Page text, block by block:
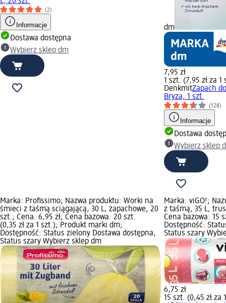
(2)
Informacje
Dostawa dostępna
Wybierz sklep dm
dm
7,95 zł
1 szt. (7,95 zł za 1
DenkmitZapach
Bryza, 1 szt.
(128)
Informacje
Dostawa
Wybierz sklep
Marka: Profissimo; Nazwa produktu: Worki na
śmieci z taśmą sciągającą, 30 L, zapachowe, 20
szt.; Cena: 6,95 zł; Cena bazowa: 20 szt.
(0,35 zł za 1 szt.); Produkt marki dm;
Dostępność: Status zielony Dostawa dostępna,
Status szary Wybierz sklep dm
Marka: viGO!;
z taśmą, 35 L,
Cena bazowa: 15
Dostępność:
Status szary
6,75 zł
15 szt. (0,45 zł za